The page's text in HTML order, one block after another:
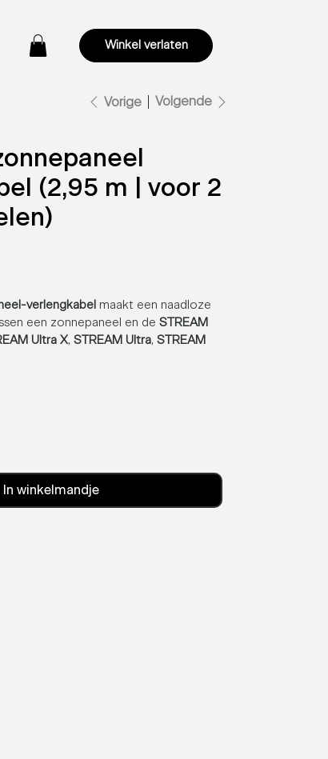
Winkel verlaten
Vorige Volgende
(2,95 m | voor 2
verlengkabel maakt een naadloze
een zonnepaneel en deSTREAM
Ultra X,STREAM Ultra,STREAM
In winkelmandje